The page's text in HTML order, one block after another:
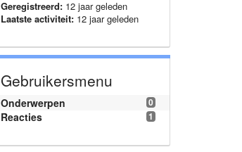
Geregistreerd: 12 jaar geleden
Laatste activiteit: 12 jaar geleden
Gebruikersmenu
0
Onderwerpen
1
Reacties